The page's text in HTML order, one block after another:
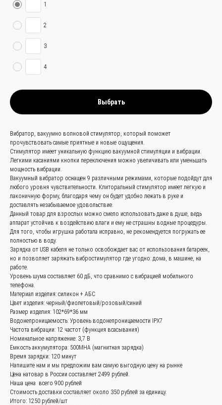
1
2
3
4
Выбрать
Вибратор, вакуумно волновой стимулятор, который поможет
прочувствовать самые приятные и новые ощущения.
Стимулятор имеет уникальную функцию вакуумной стимуляции и вибрации.
Легкими касаниями кнопки переключения можно увеличивать или уменьшать
мощность вибрации.
Вакуумный вибратор оснащен 9 различными режимами, которые подойдут для
любого уровня чувствительности. Клиторальный стимулятор имеет легкую и
лаконичную форму, благодаря чему он будет удобно лежать в руке и
доставлять незабываемое удовольствие.
Данный товар для взрослых можно смело использовать даже в душе, ведь
аппарат устойчив к воздействию влаги и ему не страшны водные процедуры.
Для того, чтобы игрушка работала исправно, не рекомендуется погружать ее
полностью в воду.
Зарядка от USB кабеля не только освобождает вас от использования батареек,
но и позволяет заряжать вибростимулятор где угодно: дома, в машине, на
работе.
Уровень шума составляет 60 дБ, что сравнимо с вибрацией мобильного
телефона.
Материал изделия: силикон + АБС
Цвет изделия: черный/фиолетовый/розовый/синий
Размер изделия: 102*69*36 мм
Водонепроницаемость: Уровень водонепроницаемости IPX7
Частота вибрации: 12 частот (функция всасывания)
Номинальное напряжение: 3,7 В
Емкость аккумулятора: 500MHA (магнитная зарядка)
Время зарядки: 120 минут
Напишите нам и мы предложим вам самую выгодную цену на рынке
Цена натовар в России составляет 2499 рублей.
Наша цена всего 900 рублей
Стоимость доставки составляет около 350 рублей за единицу.
Итого: 1250 рублей/шт
связаться с
нами — просто
и быстро
Мы станем надёжным
мостом между вами и
Заказать звонок
86 (136) 00-08-
85-37
+